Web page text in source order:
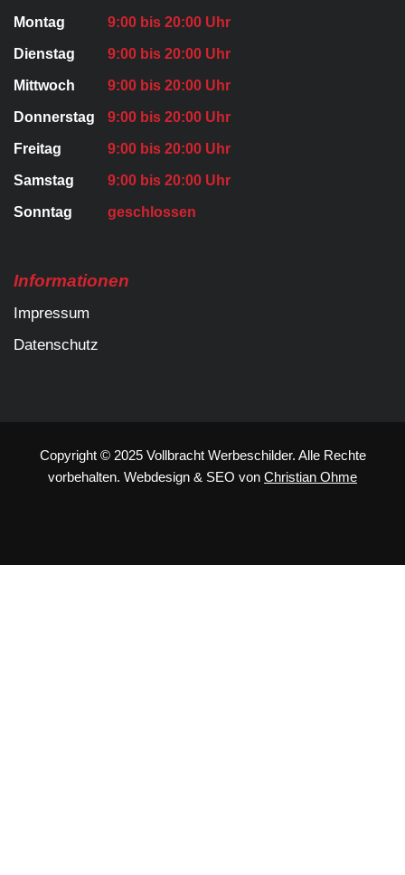
Montag 9:00 bis 20:00 Uhr
Dienstag 9:00 bis 20:00 Uhr
Mittwoch 9:00 bis 20:00 Uhr
Donnerstag 9:00 bis 20:00 Uhr
Freitag 9:00 bis 20:00 Uhr
Samstag 9:00 bis 20:00 Uhr
Sonntag geschlossen
Informationen
Impressum
Datenschutz
Copyright © 2025 Vollbracht Werbeschilder. Alle Rechte
vorbehalten. Webdesign & SEO von Christian Ohme